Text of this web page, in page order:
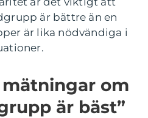
är bättre än en
är lika nödvändiga i
om
är bäst”